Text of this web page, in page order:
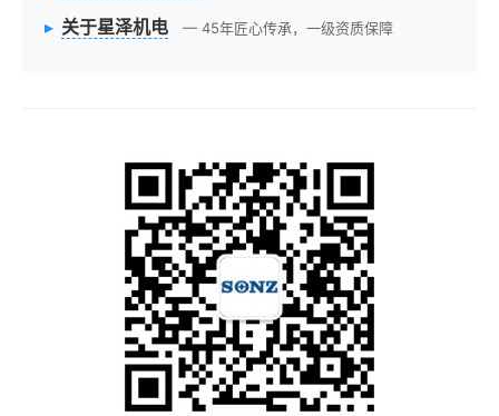
▸ 关于星泽机电 — 45年匠心传承，一级资质保障